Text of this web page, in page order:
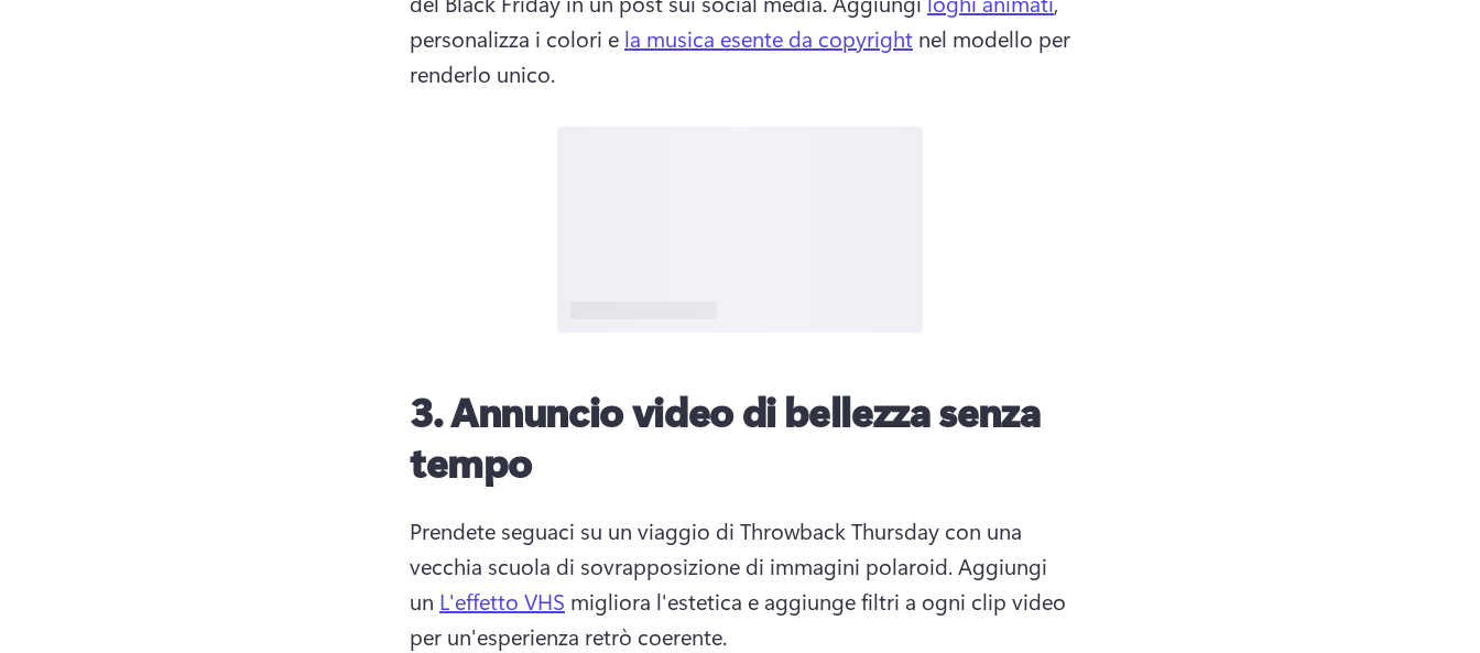
personalizza i colori e la musica esente da copyright nel modello per
renderlo unico.
3. Annuncio video di bellezza senza
tempo
Prendete seguaci su un viaggio di Throwback Thursday con una
vecchia scuola di sovrapposizione di immagini polaroid. Aggiungi
un L'effetto VHS migliora l'estetica e aggiunge filtri a ogni clip video
per un'esperienza retrò coerente.